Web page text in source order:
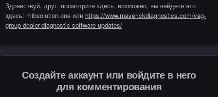
Здравствуй, друг, посмотрите здесь, возможно, вы найдете это
здесь: mibsolution.one или https://www.maverickdiagnostics.com/vag-
group-dealer-diagnostic-software-updates/
Создайте аккаунт или войдите в него
для комментирования